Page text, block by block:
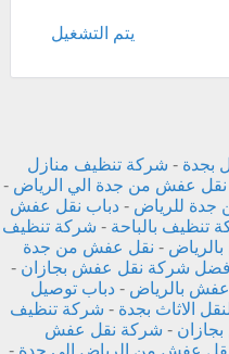
‏يتم التشغيل
بجدة - شركة تنظيف منازل
عفش من جدة الي الرياض -
جدة للرياض - دباب نقل عفش
تنظيف بالباحة - شركة تنظيف
- نقل عفش من جدة
افضل شركة نقل عفش بجازان -
بالرياض -دباب توصيل
الاثاث بجدة - شركة تنظيف
- شركة نقل عفش